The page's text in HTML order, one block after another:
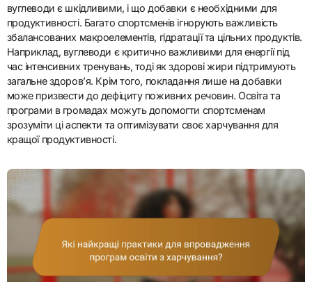
вуглеводи є шкідливими, і що добавки є необхідними для
продуктивності. Багато спортсменів ігнорують важливість
збалансованих макроелементів, гідратації та цільних продуктів.
Наприклад, вуглеводи є критично важливими для енергії під
час інтенсивних тренувань, тоді як здорові жири підтримують
загальне здоров’я. Крім того, покладання лише на добавки
може призвести до дефіциту поживних речовин. Освіта та
програми в громадах можуть допомогти спортсменам
зрозуміти ці аспекти та оптимізувати своє харчування для
кращої продуктивності.